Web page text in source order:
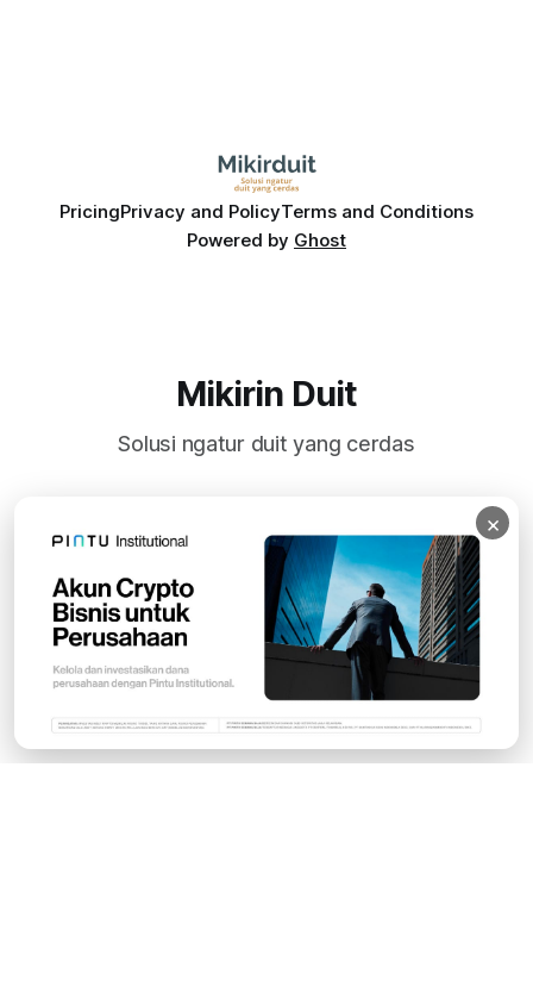
PricingPrivacy and PolicyTerms and Conditions
Powered by Ghost
Mikirin Duit
Solusi ngatur duit yang cerdas
Subscribe
×